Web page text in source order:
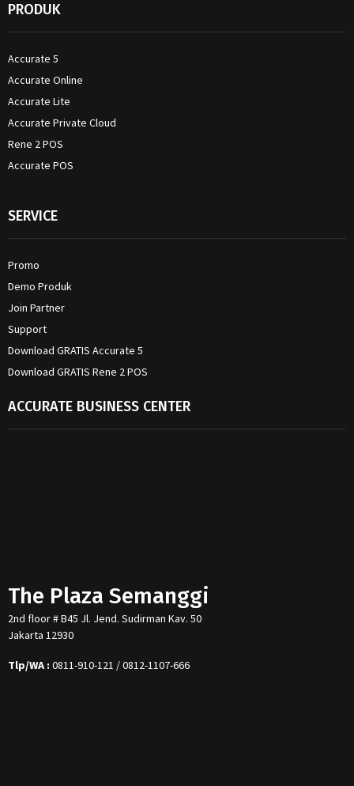
PRODUK
Accurate 5
Accurate Online
Accurate Lite
Accurate Private Cloud
Rene 2 POS
Accurate POS
SERVICE
Promo
Demo Produk
Join Partner
Support
Download GRATIS Accurate 5
Download GRATIS Rene 2 POS
ACCURATE BUSINESS CENTER
The Plaza Semanggi
2nd floor # B45 Jl. Jend. Sudirman Kav. 50
Jakarta 12930
Tlp/WA : 0811-910-121 / 0812-1107-666